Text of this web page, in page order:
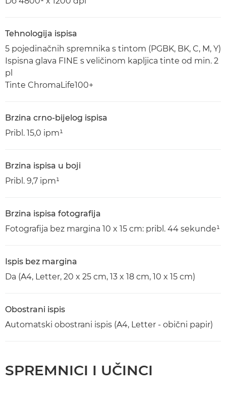
Tehnologija ispisa
5 pojedinačnih spremnika s tintom (PGBK, BK, C, M, Y)
Ispisna glava FINE s veličinom kapljica tinte od min. 2
pl
Tinte ChromaLife100+
Brzina crno-bijelog ispisa
Pribl. 15,0 ipm¹
Brzina ispisa u boji
Pribl. 9,7 ipm¹
Brzina ispisa fotografija
Fotografija bez margina 10 x 15 cm: pribl. 44 sekunde¹
Ispis bez margina
Da (A4, Letter, 20 x 25 cm, 13 x 18 cm, 10 x 15 cm)
Obostrani ispis
Automatski obostrani ispis (A4, Letter - obični papir)
SPREMNICI I UČINCI